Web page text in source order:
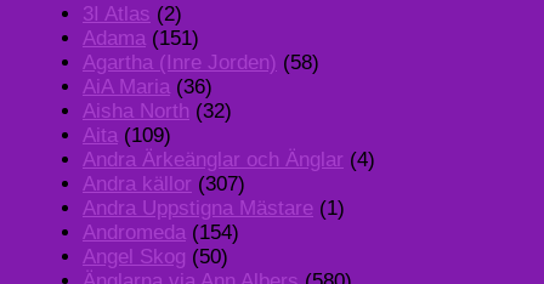
3I Atlas (2)
Adama (151)
Agartha (Inre Jorden) (58)
AiA Maria (36)
Aisha North (32)
Aita (109)
Andra Ärkeänglar och Änglar (4)
Andra källor (307)
Andra Uppstigna Mästare (1)
Andromeda (154)
Angel Skog (50)